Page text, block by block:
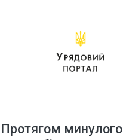
Протягом минулого